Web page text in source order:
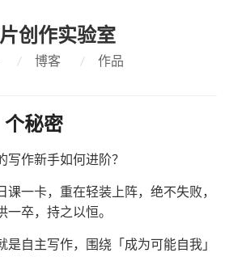
创作实验室
/ 博客 / 作品
秘密
作新手如何进阶？
课一卡，重在轻装上阵，绝不失败，
卒，持之以恒。
是自主写作，围绕「成为可能自我」